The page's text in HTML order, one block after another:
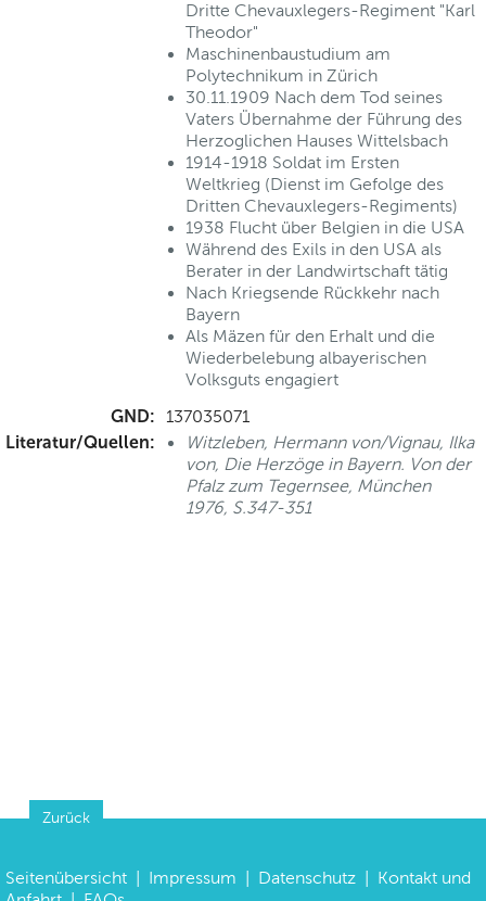
Dritte Chevauxlegers-Regiment "Karl
Theodor"
Maschinenbaustudium am
Polytechnikum in Zürich
30.11.1909 Nach dem Tod seines
Vaters Übernahme der Führung des
Herzoglichen Hauses Wittelsbach
1914-1918 Soldat im Ersten
Weltkrieg (Dienst im Gefolge des
Dritten Chevauxlegers-Regiments)
1938 Flucht über Belgien in die USA
Während des Exils in den USA als
Berater in der Landwirtschaft tätig
Nach Kriegsende Rückkehr nach
Bayern
Als Mäzen für den Erhalt und die
Wiederbelebung albayerischen
Volksguts engagiert
GND: 137035071
Literatur/Quellen:
Witzleben, Hermann von/Vignau, Ilka
von, Die Herzöge in Bayern. Von der
Pfalz zum Tegernsee, München
1976, S.347-351
Zurück
Seitenübersicht Impressum Datenschutz
Kontakt und